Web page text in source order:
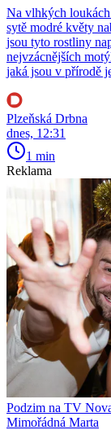
Na vlhkých loukách
sytě modré květy
jsou tyto rostliny
nejvzácnějších
jaká jsou v přírodě
Plzeňská Drbna
dnes, 12:31
1 min
Reklama
Podzim na TV
Mimořádná Marta